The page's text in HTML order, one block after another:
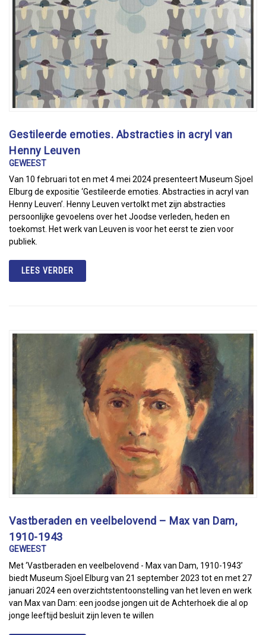
Gestileerde emoties. Abstracties in acryl van
Henny Leuven
GEWEEST
Van 10 februari tot en met 4 mei 2024 presenteert Museum Sjoel
Elburg de expositie ‘Gestileerde emoties. Abstracties in acryl van
Henny Leuven’. Henny Leuven vertolkt met zijn abstracties
persoonlijke gevoelens over het Joodse verleden, heden en
toekomst. Het werk van Leuven is voor het eerst te zien voor
publiek.
LEES VERDER
Vastberaden en veelbelovend – Max van Dam,
1910-1943
GEWEEST
Met ‘Vastberaden en veelbelovend - Max van Dam, 1910-1943’
biedt Museum Sjoel Elburg van 21 september 2023 tot en met 27
januari 2024 een overzichtstentoonstelling van het leven en werk
van Max van Dam: een joodse jongen uit de Achterhoek die al op
jonge leeftijd besluit zijn leven te willen